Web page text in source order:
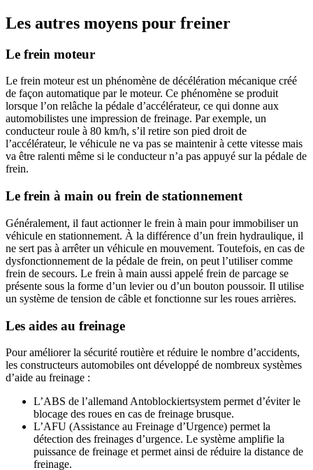
Les autres moyens pour freiner
Le frein moteur
Le frein moteur est un phénomène de décélération mécanique créé
de façon automatique par le moteur. Ce phénomène se produit
lorsque l’on relâche la pédale d’accélérateur, ce qui donne aux
automobilistes une impression de freinage. Par exemple, un
conducteur roule à 80 km/h, s’il retire son pied droit de
l’accélérateur, le véhicule ne va pas se maintenir à cette vitesse mais
va être ralenti même si le conducteur n’a pas appuyé sur la pédale de
frein.
Le frein à main ou frein de stationnement
Généralement, il faut actionner le frein à main pour immobiliser un
véhicule en stationnement. À la différence d’un frein hydraulique, il
ne sert pas à arrêter un véhicule en mouvement. Toutefois, en cas de
dysfonctionnement de la pédale de frein, on peut l’utiliser comme
frein de secours. Le frein à main aussi appelé frein de parcage se
présente sous la forme d’un levier ou d’un bouton poussoir. Il utilise
un système de tension de câble et fonctionne sur les roues arrières.
Les aides au freinage
Pour améliorer la sécurité routière et réduire le nombre d’accidents,
les constructeurs automobiles ont développé de nombreux systèmes
d’aide au freinage :
L’ABS de l’allemand Antoblockiertsystem permet d’éviter le
blocage des roues en cas de freinage brusque.
L’AFU (Assistance au Freinage d’Urgence) permet la
détection des freinages d’urgence. Le système amplifie la
puissance de freinage et permet ainsi de réduire la distance de
freinage.